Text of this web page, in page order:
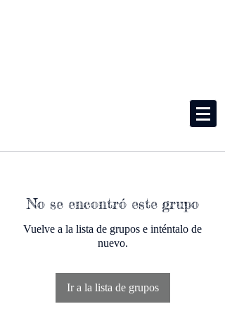
No se encontró este grupo
Vuelve a la lista de grupos e inténtalo de
nuevo.
Ir a la lista de grupos